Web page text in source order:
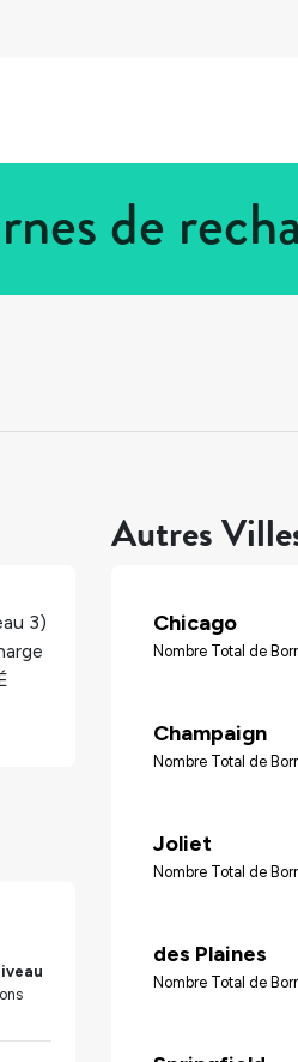
de
3)
Autres
Chicago
Nombre Total de
Champaign
Nombre Total de
Joliet
Nombre Total de
des Plaines
Nombre Total de